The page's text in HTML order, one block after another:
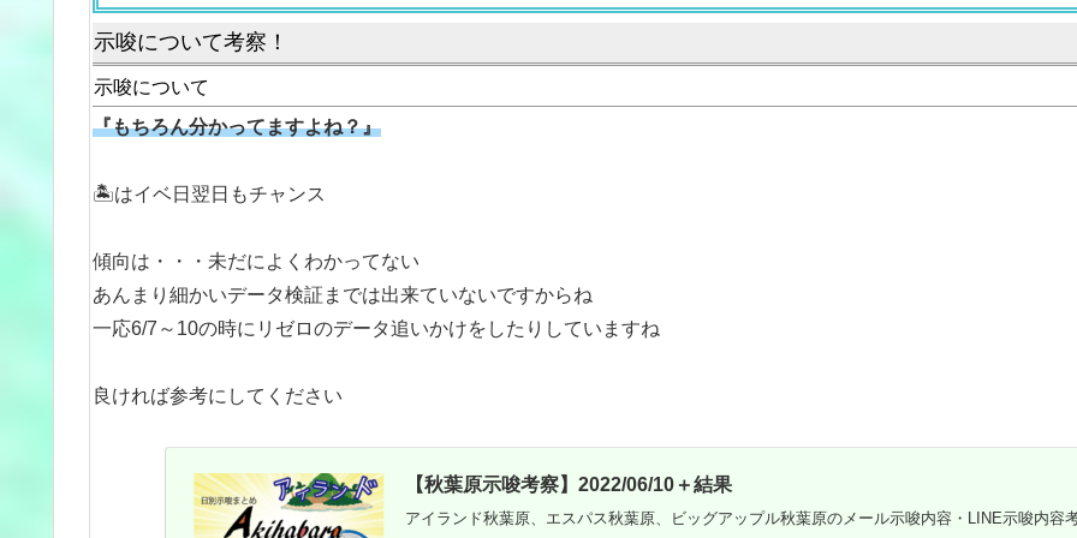
示唆について考察！
示唆について
『もちろん分かってますよね？』
🏝はイベ日翌日もチャンス
傾向は・・・未だによくわかってない
あんまり細かいデータ検証までは出来ていないですからね
一応6/7～10の時にリゼロのデータ追いかけをしたりしていますね
良ければ参考にしてください
【秋葉原示唆考察】2022/06/10＋結果
アイランド秋葉原、エスパス秋葉原、ビッグアップル秋葉原のメール示唆内容・LINE示唆内容